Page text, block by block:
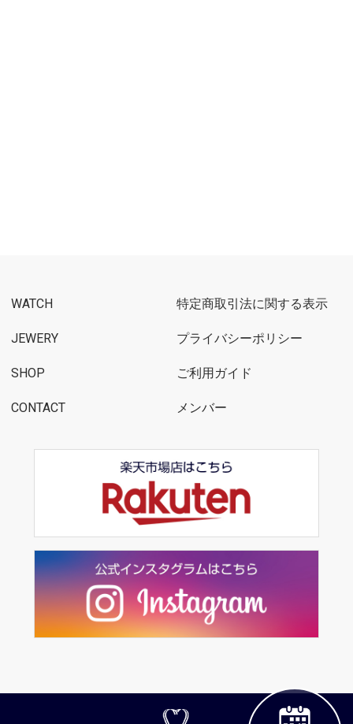
WATCH
JEWERY
SHOP
CONTACT
特定商取引法に関する表示
プライバシーポリシー
ご利用ガイド
メンバー